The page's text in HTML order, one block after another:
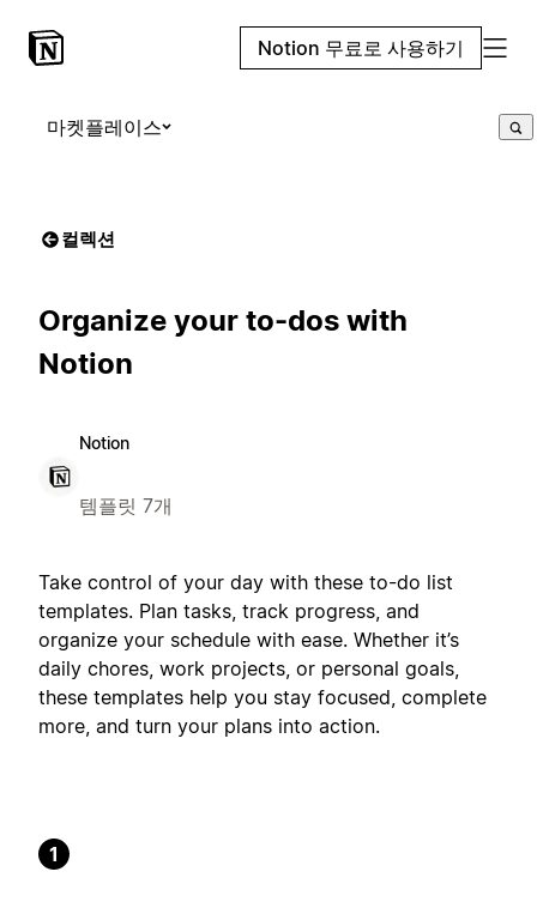
Notion 무료로 사용하기
마켓플레이스
컬렉션
Organize your to-dos with
Notion
Notion
템플릿 7개
Take control of your day with these to-do list
templates. Plan tasks, track progress, and
organize your schedule with ease. Whether it’s
daily chores, work projects, or personal goals,
these templates help you stay focused, complete
more, and turn your plans into action.
1